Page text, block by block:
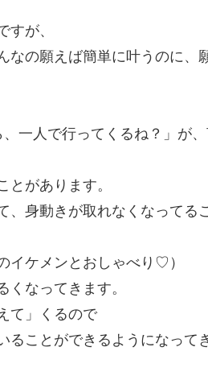
が、
なの願えば簡単に叶うのに、
一人で行ってくるね？」が、
があります。
、身動きが取れなくなってる
イケメンとおしゃべり♡）
なってきます。
て」くるので
ることができるようになって